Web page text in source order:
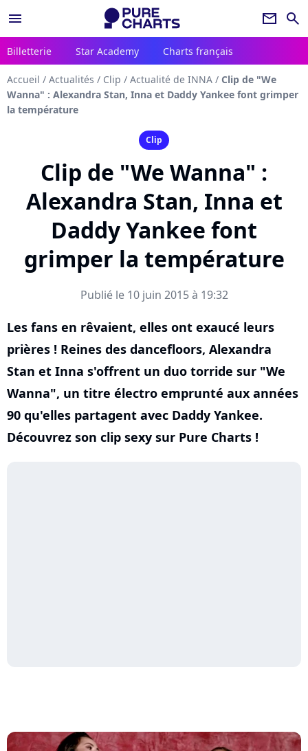
menu newsletter search
Billetterie Star Academy Charts français
Accueil / Actualités / Clip / Actualité de INNA / Clip de "We
Wanna" : Alexandra Stan, Inna et Daddy Yankee font grimper
la température
Clip
Clip de "We Wanna" :
Alexandra Stan, Inna et
Daddy Yankee font
grimper la température
Publié le 10 juin 2015 à 19:32
Les fans en rêvaient, elles ont exaucé leurs
prières ! Reines des dancefloors, Alexandra
Stan et Inna s'offrent un duo torride sur "We
Wanna", un titre électro emprunté aux années
90 qu'elles partagent avec Daddy Yankee.
Découvrez son clip sexy sur Pure Charts !